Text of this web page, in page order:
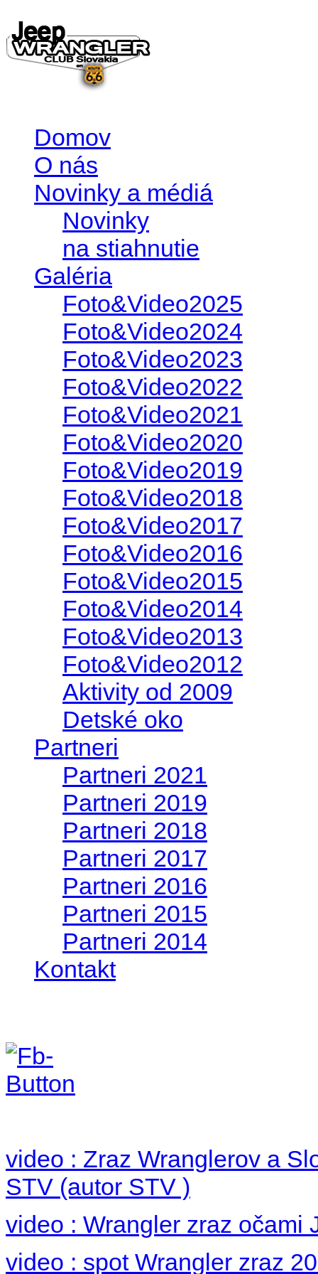
Domov
O nás
Novinky a médiá
Novinky
na stiahnutie
Galéria
Foto&Video2025
Foto&Video2024
Foto&Video2023
Foto&Video2022
Foto&Video2021
Foto&Video2020
Foto&Video2019
Foto&Video2018
Foto&Video2017
Foto&Video2016
Foto&Video2015
Foto&Video2014
Foto&Video2013
Foto&Video2012
Aktivity od 2009
Detské oko
Partneri
Partneri 2021
Partneri 2019
Partneri 2018
Partneri 2017
Partneri 2016
Partneri 2015
Partneri 2014
Kontakt
video : Zraz Wranglerov a
STV (autor STV )
video : Wrangler zraz očami
video : spot Wrangler zraz